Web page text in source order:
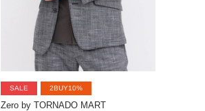
SALE 2BUY10%
Zero by TORNADO MART